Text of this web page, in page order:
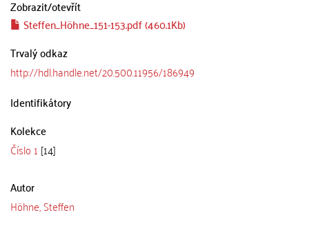
Zobrazit/otevřít
Steffen_Höhne_151-153.pdf (460.1Kb)
Trvalý odkaz
http://hdl.handle.net/20.500.11956/186949
Identifikátory
Kolekce
Číslo 1 [14]
Autor
Höhne, Steffen